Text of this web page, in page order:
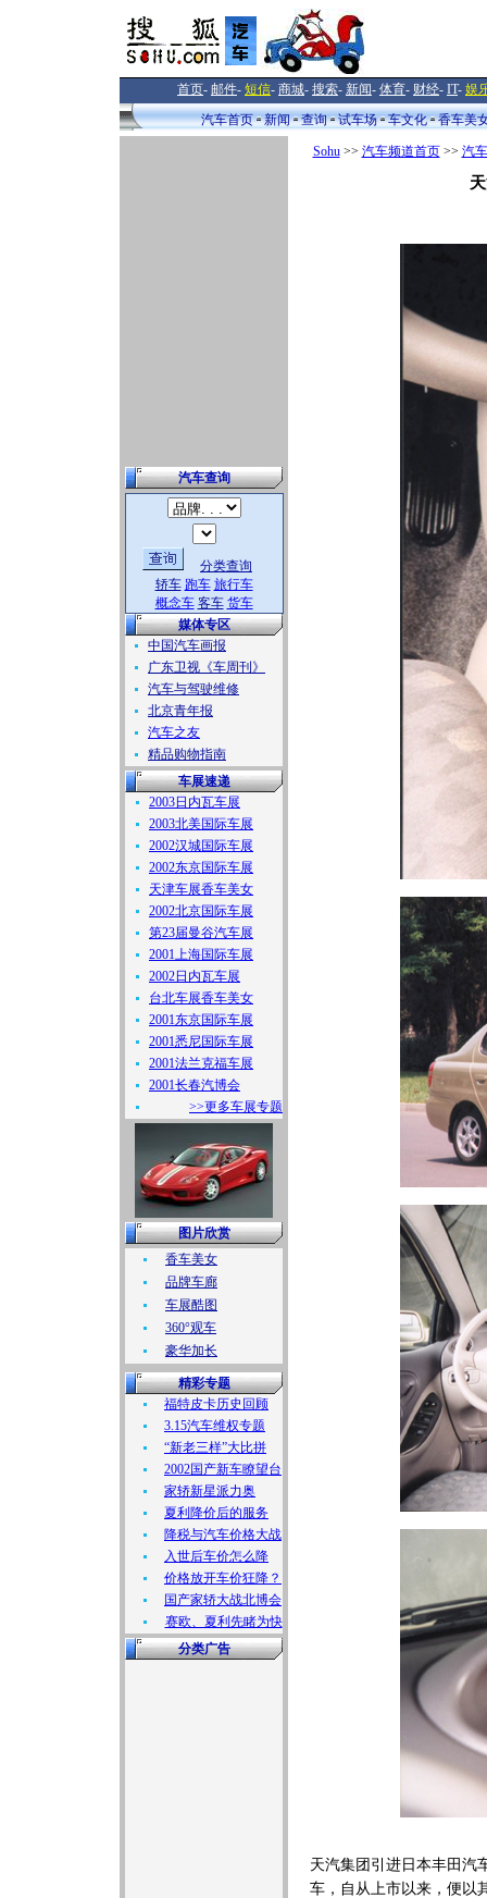
首页- 邮件- 短信- 商城- 搜索- 新闻- 体育- 财经- IT- 娱
汽车首页
新闻 查询 试车场 车文化 香车美
汽车查询
分类查询
轿车 跑车 旅行车
概念车 客车 货车
媒体专区
中国汽车画报
广东卫视《车周刊》
汽车与驾驶维修
北京青年报
汽车之友
精品购物指南
车展速递
2003日内瓦车展
2003北美国际车展
2002汉城国际车展
2002东京国际车展
天津车展香车美女
2002北京国际车展
第23届曼谷汽车展
2001上海国际车展
2002日内瓦车展
台北车展香车美女
2001东京国际车展
2001悉尼国际车展
2001法兰克福车展
2001长春汽博会
>>更多车展专题
图片欣赏
香车美女
品牌车廊
车展酷图
360°观车
豪华加长
精彩专题
福特皮卡历史回顾
3.15汽车维权专题
“新老三样”大比拼
2002国产新车瞭望台
家轿新星派力奥
夏利降价后的服务
降税与汽车价格大战
入世后车价怎么降
价格放开车价狂降？
国产家轿大战北博会
赛欧、夏利先睹为快
分类广告
Sohu>> 汽车频道首页>> 汽
天汽集团引进日本丰田汽
车，自从上市以来，便以